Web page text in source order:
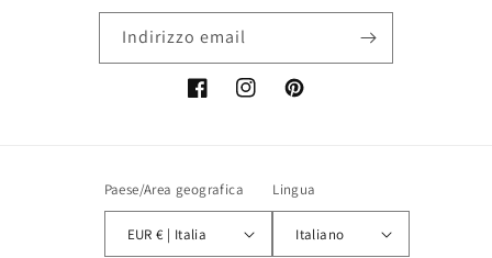
Indirizzo email
FacebookInstagramPinterest
Paese/Area geografica
EUR € | Italia
Lingua
Italiano